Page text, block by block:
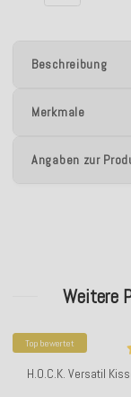
Beschreibung
Merkmale
Angaben zur
Weitere
Top bewertet
H.O.C.K. Versatil